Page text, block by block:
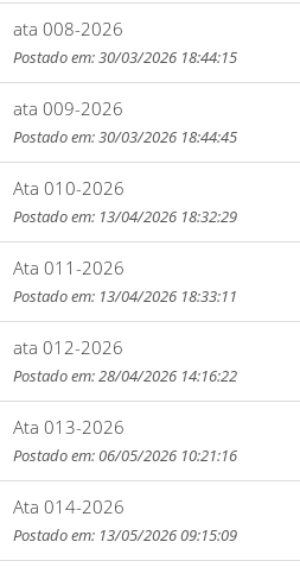
ata 008-2026
Postado em: 30/03/2026 18:44:15
ata 009-2026
Postado em: 30/03/2026 18:44:45
Ata 010-2026
Postado em: 13/04/2026 18:32:29
Ata 011-2026
Postado em: 13/04/2026 18:33:11
ata 012-2026
Postado em: 28/04/2026 14:16:22
Ata 013-2026
Postado em: 06/05/2026 10:21:16
Ata 014-2026
Postado em: 13/05/2026 09:15:09